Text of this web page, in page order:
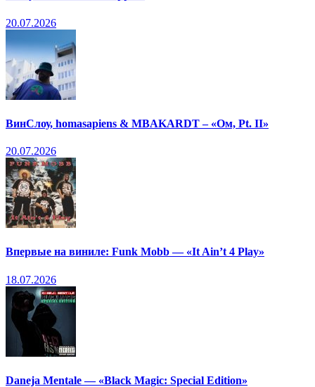
20.07.2026
ВинСлоу, homasapiens & MBAKARDT – «Ом, Pt. II»
20.07.2026
Впервые на виниле: Funk Mobb — «It Ain’t 4 Play»
18.07.2026
Daneja Mentale — «Black Magic: Special Edition»